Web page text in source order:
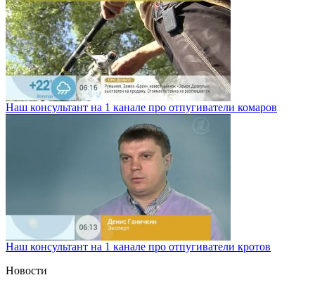
Наш консультант на 1 канале про отпугиватели комаров
Наш консультант на 1 канале про отпугиватели кротов
Новости